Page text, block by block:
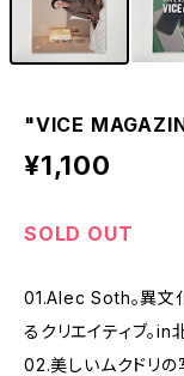
"VICE
¥1,100
SOLD OUT
01.Alec Soth。異文
るクリエイティブ。in
02.美しいムクドリ